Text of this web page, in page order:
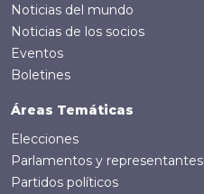
Noticias del mundo
Noticias de los socios
Eventos
Boletines
Áreas Temáticas
Elecciones
Parlamentos y representantes
Partidos políticos